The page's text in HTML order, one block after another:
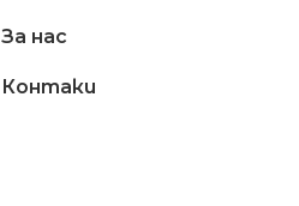
За нас
Контаки